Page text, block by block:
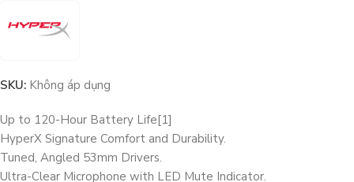
SKU: Không áp dụng
Up to 120-Hour Battery Life[1]
HyperX Signature Comfort and Durability.
Tuned, Angled 53mm Drivers.
Ultra-Clear Microphone with LED Mute Indicator.